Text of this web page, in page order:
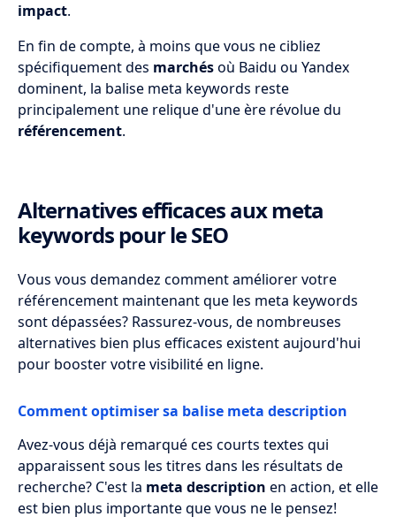
impact.
En fin de compte, à moins que vous ne cibliez
spécifiquement des marchésoù Baidu ou Yandex
dominent, la balise meta keywords reste
principalement une relique d'une ère révolue du
référencement.
Alternatives efficaces aux meta
keywords pour le SEO
Vous vous demandez comment améliorer votre
référencement maintenant que les meta keywords
sont dépassées? Rassurez-vous, de nombreuses
alternatives bien plus efficaces existent aujourd'hui
pour booster votre visibilité en ligne.
Comment optimiser sa balise meta description
Avez-vous déjà remarqué ces courts textes qui
apparaissent sous les titres dans les résultats de
recherche? C'est la meta description en action, et elle
est bien plus importante que vous ne le pensez!